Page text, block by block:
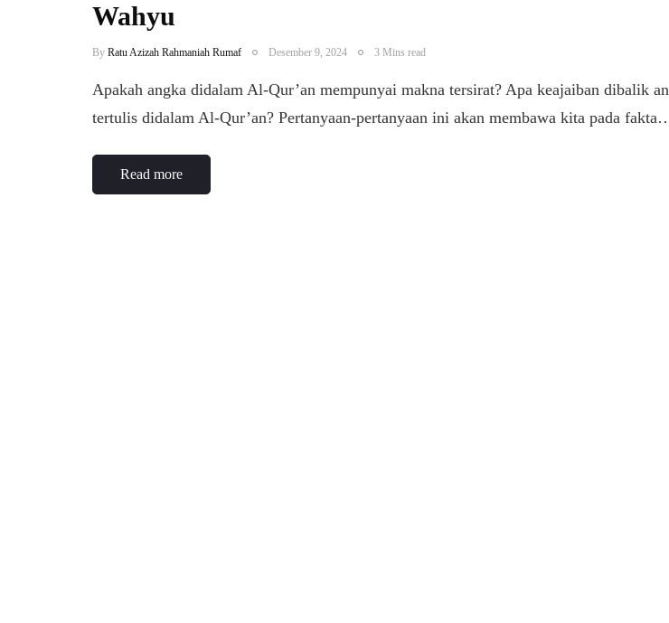
Wahyu
By Ratu Azizah Rahmaniah Rumaf Desember 9, 2024 3 Mins read
Apakah angka didalam Al-Qur’an mempunyai makna tersirat? Apa keajaiban dibalik
tertulis didalam Al-Qur’an? Pertanyaan-pertanyaan ini akan membawa kita pada
Read more